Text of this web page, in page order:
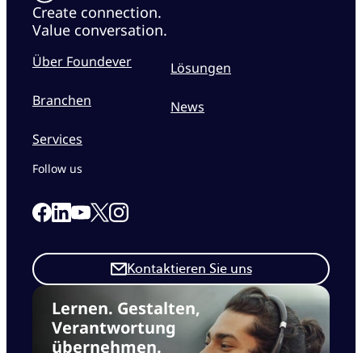
Create connection.
Value conversation.
Über Foundever
Branchen
Services
Lösungen
News
Lernen. Gestalten,
Verantwortung
übernehmen.
Kontaktieren Sie uns
Follow us
Link to our Facebook page
Link to our Linkedin page
Link to our Youtube page
Link to our X page
Link to our Instagram page